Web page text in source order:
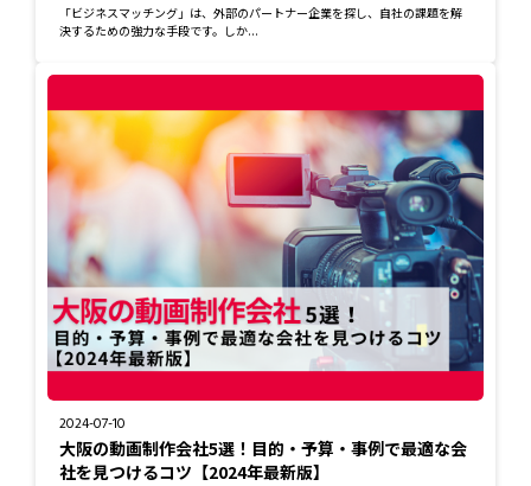
「ビジネスマッチング」は、外部のパートナー企業を探し、自社の課題を解
決するための強力な手段です。しか...
2024-07-10
大阪の動画制作会社5選！目的・予算・事例で最適な会
社を見つけるコツ【2024年最新版】